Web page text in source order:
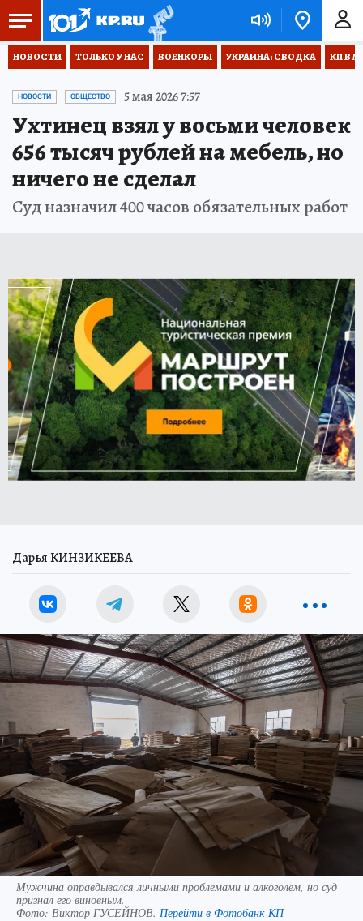
НОВОСТИ ТОЛЬКО У НАС ВОЕНКОРЫ УКРАИНА: СВОДКА КП В
НОВОСТИ ОБЩЕСТВО 5 мая 2026 7:57
Ухтинец взял у восьми человек
656 тысяч рублей на мебель, но
ничего не сделал
Суд назначил 400 часов обязательных работ
Дарья КИНЗИКЕЕВА
Мужчина оправдывался личными проблемами и алкоголем, но суд
признал его виновным.
Фото: Виктор ГУСЕЙНОВ. Перейти в Фотобанк КП